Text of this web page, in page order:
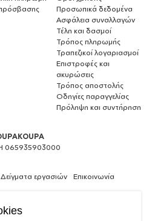
Προσωπικά δεδομένα
Ασφάλεια συναλλαγών
Τέλη και δασμοί
Τρόπος πληρωμής
Τραπεζικοί λογαριασμοί
Επιστροφές και
ακυρώσεις
Τρόπος αποστολής
Οδηγίες παραγγελίας
Πρόληψη και συντήρηση
065935903000
Δείγματα εργασιών Επικοινωνία